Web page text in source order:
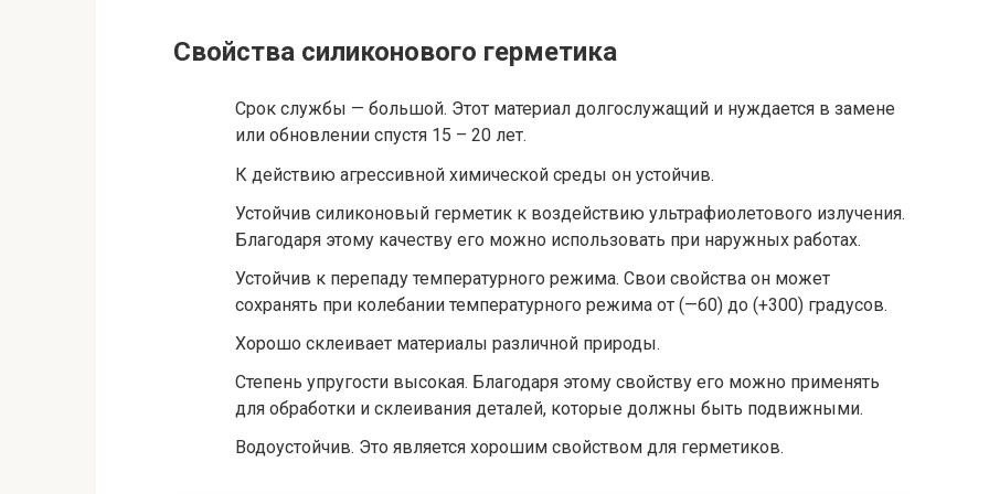
Свойства силиконового герметика
Срок службы — большой. Этот материал долгослужащий и нуждается в замене
или обновлении спустя 15 – 20 лет.
К действию агрессивной химической среды он устойчив.
Устойчив силиконовый герметик к воздействию ультрафиолетового излучения.
Благодаря этому качеству его можно использовать при наружных работах.
Устойчив к перепаду температурного режима. Свои свойства он может
сохранять при колебании температурного режима от (—60) до (+300) градусов.
Хорошо склеивает материалы различной природы.
Степень упругости высокая. Благодаря этому свойству его можно применять
для обработки и склеивания деталей, которые должны быть подвижными.
Водоустойчив. Это является хорошим свойством для герметиков.